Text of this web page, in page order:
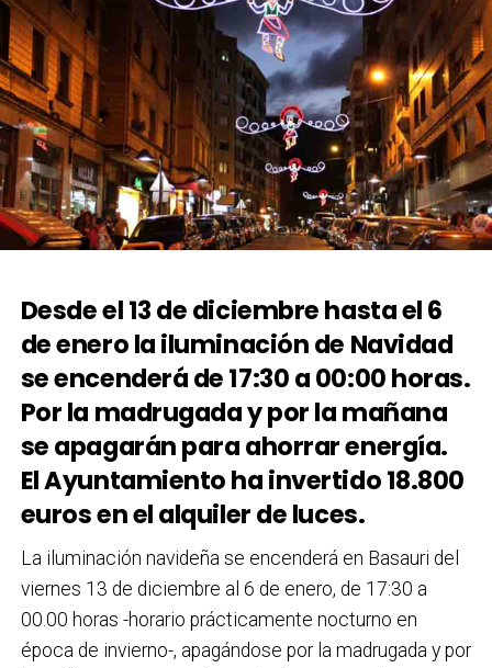
Desde el 13 de diciembre hasta el 6
de enero la iluminación de Navidad
se encenderá de 17:30 a 00:00 horas.
Por la madrugada y por la mañana
se apagarán para ahorrar energía.
El Ayuntamiento ha invertido 18.800
euros en el alquiler de luces.
La iluminación navideña se encenderá en Basauri del
viernes 13 de diciembre al 6 de enero, de 17:30 a
00.00 horas -horario prácticamente nocturno en
época de invierno-, apagándose por la madrugada y por